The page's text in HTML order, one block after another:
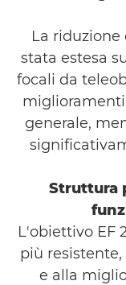
La
stata estesa
focali da
generale,
Struttura
L'obiettivo EF
più
e alla